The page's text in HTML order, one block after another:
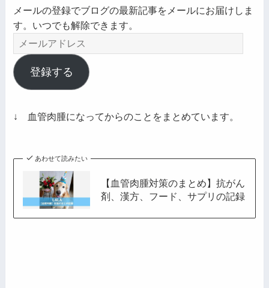
メールの登録でブログの最新記事をメールにお届けしま
す。いつでも解除できます。
メ
ー
ル
ア
レ
登録する
↓ 血管肉腫になってからのことをまとめています。
あわせて読みたい
【血管肉腫対策のまとめ】抗がん
剤、漢方、フード、サプリの記録